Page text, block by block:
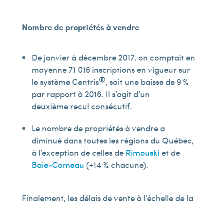
Nombre de propriétés à vendre
De janvier à décembre 2017, on comptait en
moyenne 71 016 inscriptions en vigueur sur
le système Centris®, soit une baisse de 9 %
par rapport à 2016. Il s’agit d’un
deuxième recul consécutif.
Le nombre de propriétés à vendre a
diminué dans toutes les régions du Québec,
à l’exception de celles de Rimouski et de
Baie-Comeau (+14 % chacune).
Finalement, les délais de vente à l’échelle de la